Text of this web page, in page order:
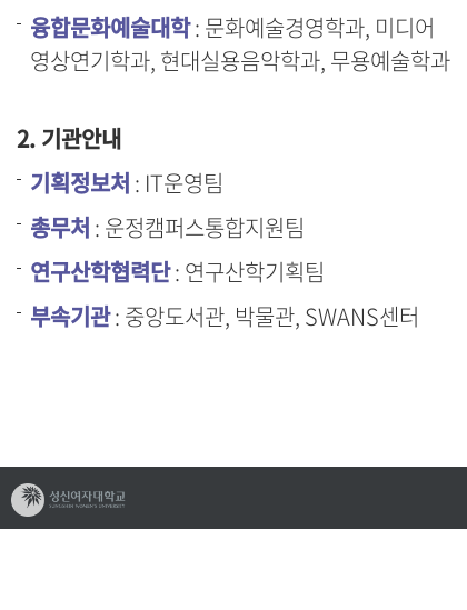
융합문화예술대학: 문화예술경영학과, 미디어
영상연기학과, 현대실용음악학과, 무용예술학과
2. 기관안내
기획정보처 : IT운영팀
총무처 : 운정캠퍼스통합지원팀
연구산학협력단: 연구산학기획팀
부속기관: 중앙도서관, 박물관, SWANS센터